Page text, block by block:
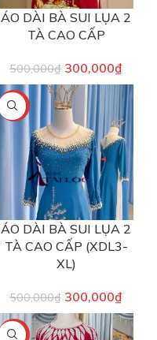
ÁO DÀI BÀ SUI LỤA 2
TÀ CAO CẤP
500,000₫ 300,000₫
-40%
ÁO DÀI BÀ SUI LỤA 2
TÀ CAO CẤP (XDL3-
XL)
500,000₫ 300,000₫
-40%